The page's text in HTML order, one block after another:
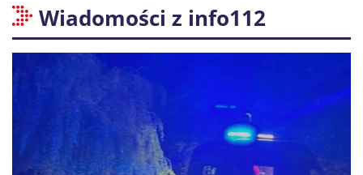
Wiadomości z info112